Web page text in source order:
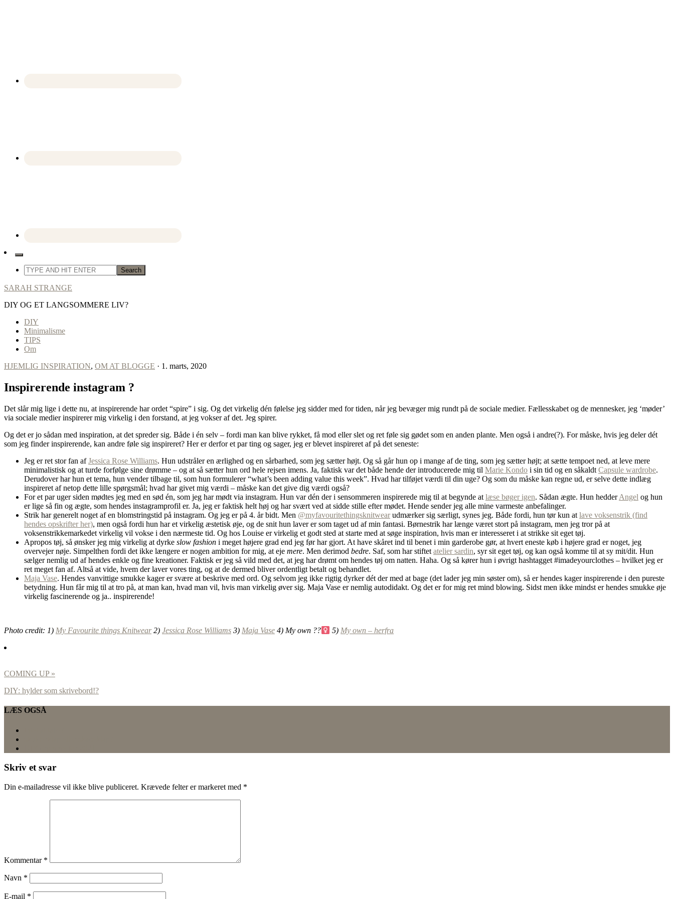
SARAH STRANGE
DIY OG ET LANGSOMMERE LIV?
DIY
Minimalisme
TIPS
Om
HJEMLIG INSPIRATION, OM AT BLOGGE · 1. marts, 2020
Inspirerende instagram ?
Det slår mig lige i dette nu, at inspirerende har ordet “spire” i sig. Og det virkelig dén følelse jeg sidder med for tiden, når jeg bevæger mig rundt på de sociale medier. Fællesskabet og de mennesker, jeg ‘møder’
via sociale medier inspirerer mig virkelig i den forstand, at jeg vokser af det. Jeg spirer.
Og det er jo sådan med inspiration, at det spreder sig. Både i én selv – fordi man kan blive rykket, få mod eller slet og ret føle sig gødet som en anden plante. Men også i andre(?). For måske, hvis jeg deler dét
som jeg finder inspirerende, kan andre føle sig inspireret? Her er derfor et par ting og sager, jeg er blevet inspireret af på det seneste:
Jeg er ret stor fan afJessica Rose Williams. Hun udstråler en ærlighed og en sårbarhed, som jeg sætter højt. Og så går hun op i mange af de ting, som jeg sætter højt; at sætte tempoet ned, at leve mere
minimalistisk og at turde forfølge sine drømme – og at så sætter hun ord hele rejsen imens. Ja, faktisk var det både hende der introducerede mig til Marie Kondo i sin tid og en såkaldt Capsule wardrobe.
Derudover har hun et tema, hun vender tilbage til, som hun formulerer “what’s been adding value this week”. Hvad har tilføjet værdi til din uge? Og som du måske kan regne ud, er selve dette indlæg
inspireret af netop dette lille spørgsmål; hvad har givet mig værdi – måske kan det give dig værdi også?
For et par uger siden mødtes jeg med en sød én, som jeg har mødt via instagram. Hun var dén der i sensommeren inspirerede mig til at begynde at læse bøger igen. Sådan ægte. Hun hedderAngel og hun
er lige så fin og ægte, som hendes instagramprofil er. Ja, jeg er faktisk helt høj og har svært ved at sidde stille efter mødet. Hende sender jeg alle mine varmeste anbefalinger.
Strik har generelt noget af en blomstringstid på instagram. Og jeg er på 4. år bidt. Men @myfavouritethingsknitwearudmærker sig særligt, synes jeg. Både fordi, hun tør kun at lave voksenstrik (find
hendes opskrifter her), men også fordi hun har et virkelig æstetisk øje, og de snit hun laver er som taget ud af min fantasi. Børnestrik har længe været stort på instagram, men jeg tror på at
voksenstrikkemarkedet virkelig vil vokse i den nærmeste tid. Og hos Louise er virkelig et godt sted at starte med at søge inspiration, hvis man er interesseret i at strikke sit eget tøj.
Apropos tøj, så ønsker jeg mig virkelig at dyrke slow fashion i meget højere grad end jeg før har gjort. At have skåret ind til benet i min garderobe gør, at hvert eneste køb i højere grad er noget, jeg
overvejer nøje. Simpelthen fordi det ikke længere er nogen ambition for mig, at eje mere. Men derimod bedre. Saf, som har stiftet atelier sardin, syr sit eget tøj, og kan også komme til at sy mit/dit. Hun
sælger nemlig ud af hendes enkle og fine kreationer. Faktisk er jeg så vild med det, at jeg har drømt om hendes tøj om natten. Haha. Og så kører hun i øvrigt hashtagget #imadeyourclothes – hvilket jeg er
ret meget fan af. Altså at vide, hvem der laver vores ting, og at de dermed bliver ordentligt betalt og behandlet.
Maja Vase. Hendes vanvittige smukke kager er svære at beskrive med ord. Og selvom jeg ikke rigtig dyrker dét der med at bage (det lader jeg min søster om), så er hendes kager inspirerende i den pureste
betydning. Hun får mig til at tro på, at man kan, hvad man vil, hvis man virkelig øver sig. Maja Vase er nemlig autodidakt. Og det er for mig ret mind blowing. Sidst men ikke mindst er hendes smukke øje
virkelig fascinerende og ja.. inspirerende!
Photo credit: 1) My Favourite things Knitwear2) Jessica Rose Williams 3) Maja Vase 4) My own ??‍ 5) My own – herfra
COMING UP »
DIY: hylder som skrivebord!?
LÆS OGSÅ
Skriv et svar
Din e-mailadresse vil ikke blive publiceret. Krævede felter er markeret med *
Kommentar *
Navn *
E-mail *